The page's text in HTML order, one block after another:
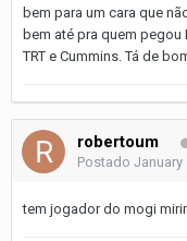
bem para um cara que
bem até pra quem
TRT e Cummins. Tá de
robertoum
Postado January
tem jogador do mogi